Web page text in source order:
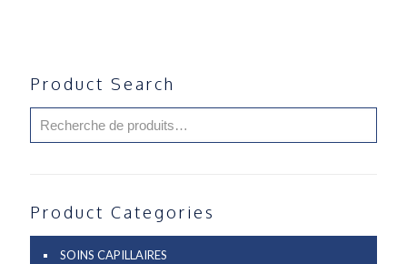
Product Search
Product Categories
SOINS CAPILLAIRES